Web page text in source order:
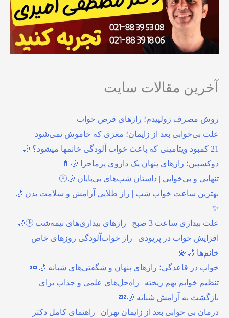
آخرین مقالات سایت
روش مصرف زولپیدم؛ رازهای قرص خواب
علت بی‌خوابی بعد از زایمان؛ مغزی که خاموش نمی‌شود
21 کمبود ویتامینی که باعث خواب آلودگی خانمها میشود؟ 🌙
دوکسپین؛ رازهای پنهان یک داروی پرماجرا 🌙💊
تنهایی و بی‌خوابی | داستان شب‌های بی‌پایان 🌙🕛
بهترین ساعت خواب شب | راز طلایی آرامش و سلامت بدن 🌙
✨
علت بیداری ساعت 3 صبح | رازهای بیداری‌های نیمه‌شب 🕒🌙
افزایش خواب در پریودی | راز خواب‌آلودگی روزهای خاص
خانم‌ها 🌙💫
خواب در قاعدگی؛ رازهای پنهان و شگفتی‌های شبانه 🌙💤
تنظیم خوابم بهم ریخته | راه‌حل‌های علمی و جذاب برای
بازگشت به آرامش شبانه 🌙💤
درمان بی خوابی بعد از زایمان تهران | راهنمای کامل دکتر